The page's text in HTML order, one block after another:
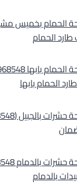
الحمام
الحمام بابها
بالدمام